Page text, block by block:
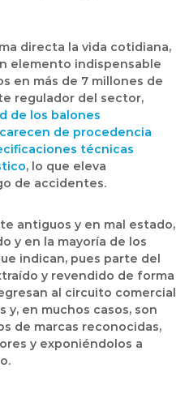
directa la vida cotidiana,
elemento indispensable
en más de 7 millones de
regulador del sector,
de los balones
de procedencia
técnicas
, lo que eleva
de accidentes.
antiguos y en mal estado,
y en la mayoría de los
indican, pues parte del
y revendido de forma
al circuito comercial
y, en muchos casos, son
de marcas reconocidas,
y exponiéndolos a